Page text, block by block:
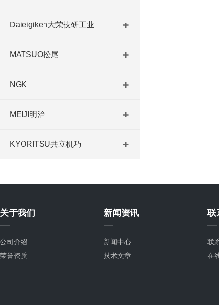
Daieigiken大荣技研工业
MATSUO松尾
NGK
MEIJI明治
KYORITSU共立机巧
关于我们
公司介绍
荣誉资质
新闻资讯
新闻中心
技术文章
联
联
在